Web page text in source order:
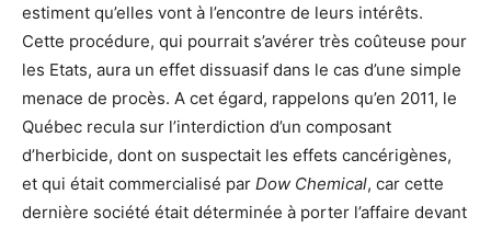
estiment qu’elles vont à l’encontre de leurs intérêts.
Cette procédure, qui pourrait s’avérer très coûteuse pour
les Etats, aura un effet dissuasif dans le cas d’une simple
menace de procès. A cet égard, rappelons qu’en 2011, le
Québec recula sur l’interdiction d’un composant
d’herbicide, dont on suspectait les effets cancérigènes,
et qui était commercialisé par Dow Chemical, car cette
dernière société était déterminée à porter l’affaire devant